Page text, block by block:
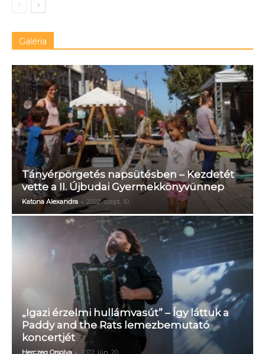
Galéria
Tányérpörgetés napsütésben – Kezdetét
vette a II. Újbudai Gyermekkönyvünnep
Katona Alexandra - 2022. szept. 10.
„Igazi érzelmi hullámvasút” – Így láttuk a
Paddy and the Rats lemezbemutató
koncertjét
-